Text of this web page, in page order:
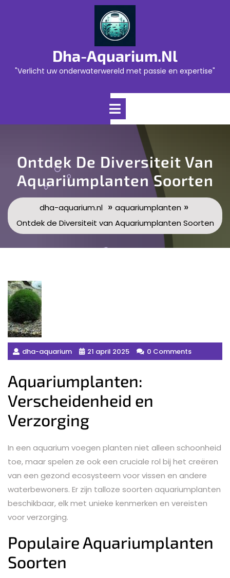
Dha-Aquarium.nl
"Verlicht uw onderwaterwereld met passie en expertise"
Open
Ontdek De Diversiteit Van
Aquariumplanten Soorten
dha-aquarium.nl» aquariumplanten »
Ontdek de Diversiteit van Aquariumplanten Soorten
dha-aquarium 21 april 2025 0 Comments
Aquariumplanten:
Verscheidenheid en
Verzorging
In een aquarium voegen planten niet alleen schoonheid
toe, maar spelen ze ook een cruciale rol bij het creëren
van een gezond ecosysteem voor vissen en andere
waterbewoners. Er zijn talloze soorten aquariumplanten
beschikbaar, elk met unieke kenmerken en vereisten
voor verzorging.
Populaire Aquariumplanten
Soorten